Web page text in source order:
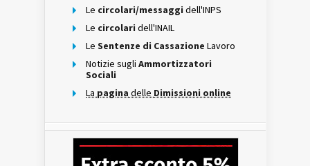
Le circolari/messaggi dell'INPS
Le circolari dell'INAIL
Le Sentenze di Cassazione Lavoro
Notizie sugli Ammortizzatori
Sociali
La pagina delle Dimissioni online